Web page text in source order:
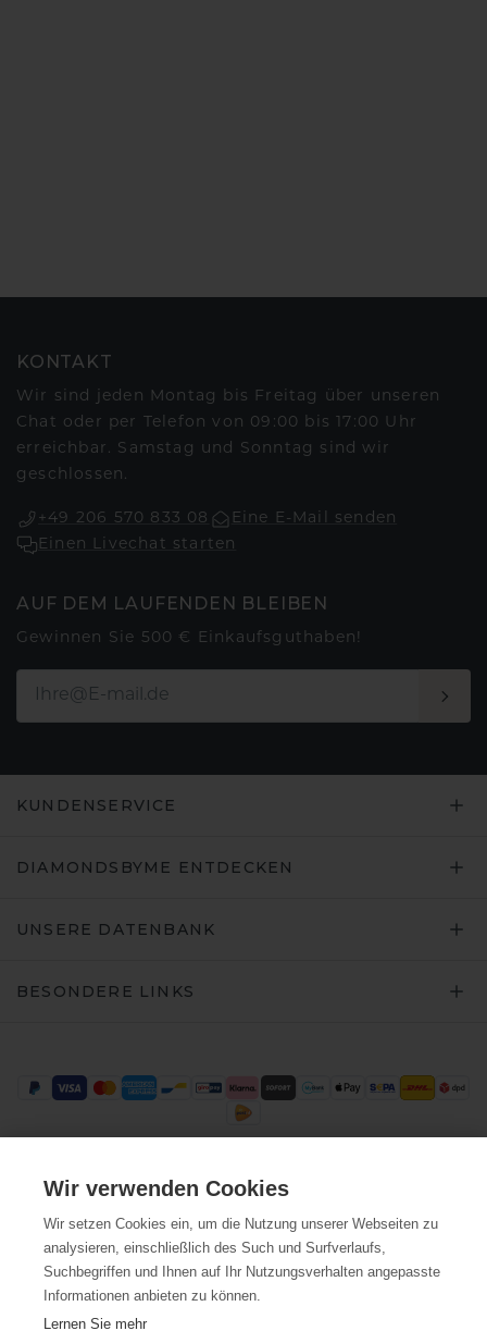
Wir verwenden Cookies
Wir setzen Cookies ein, um die Nutzung unserer Webseiten zu
analysieren, einschließlich des Such und Surfverlaufs,
Suchbegriffen und Ihnen auf Ihr Nutzungsverhalten angepasste
Informationen anbieten zu können.
Lernen Sie mehr
KONTAKT
Wir sind jeden Montag bis Freitag über unseren
Chat oder per Telefon von 09:00 bis 17:00 Uhr
erreichbar. Samstag und Sonntag sind wir
geschlossen.
+49 206 570 833 08
Eine E-Mail senden
Einen Livechat starten
AUF DEM LAUFENDEN BLEIBEN
Gewinnen Sie 500 € Einkaufsguthaben!
KUNDENSERVICE
DIAMONDSBYME ENTDECKEN
UNSERE DATENBANK
BESONDERE LINKS
Trustpilot